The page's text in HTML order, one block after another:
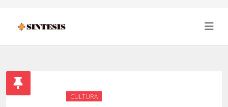
CULTURA